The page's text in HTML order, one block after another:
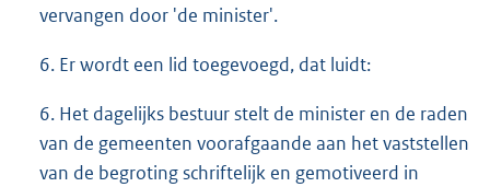
vervangen door 'de minister'.
6. Er wordt een lid toegevoegd, dat luidt:
6. Het dagelijks bestuur stelt de minister en de raden
van de gemeenten voorafgaande aan het vaststellen
van de begroting schriftelijk en gemotiveerd in